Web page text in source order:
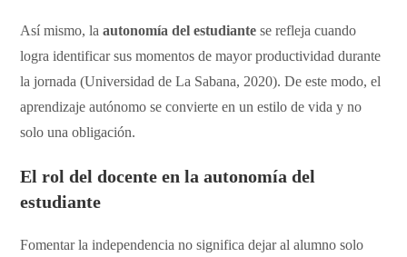
Así mismo, laautonomía del estudiante se refleja cuando
logra identificar sus momentos de mayor productividad durante
la jornada (Universidad de La Sabana, 2020). De este modo, el
aprendizaje autónomo se convierte en un estilo de vida y no
solo una obligación.
El rol del docente en laautonomía del
estudiante
​Fomentar la independencia no significa dejar al alumno solo